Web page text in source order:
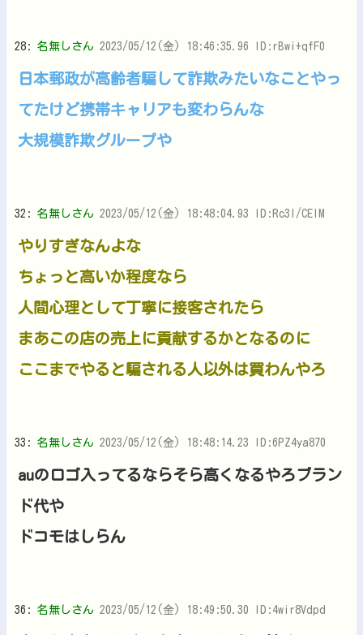
28: 名無しさん 2023/05/12(金) 18:46:35.96 ID:rBwi+qfF0
日本郵政が高齢者騙して詐欺みたいなことやっ
てたけど携帯キャリアも変わらんな
大規模詐欺グループや
32: 名無しさん 2023/05/12(金) 18:48:04.93 ID:Rc3I/CEIM
やりすぎなんよな
ちょっと高いか程度なら
人間心理として丁寧に接客されたら
まあこの店の売上に貢献するかとなるのに
ここまでやると騙される人以外は買わんやろ
33: 名無しさん 2023/05/12(金) 18:48:14.23 ID:6PZ4ya870
auのロゴ入ってるならそら高くなるやろブラン
ド代や
ドコモはしらん
36: 名無しさん 2023/05/12(金) 18:49:50.30 ID:4wir8Vdpd